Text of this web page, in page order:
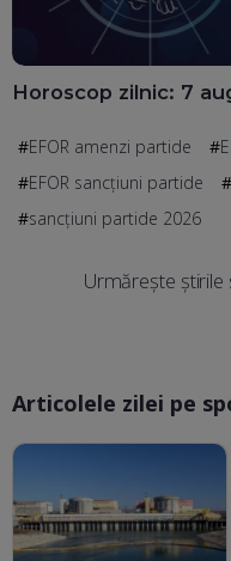
Horoscop zilnic: 7
EFOR amenzi partide
EFOR sancțiuni partide
sancțiuni partide 2026
Urmărește
Articolele zilei pe